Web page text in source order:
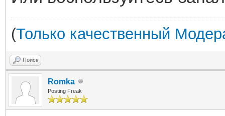
(Только качественный
Поиск
Romka
Posting Freak